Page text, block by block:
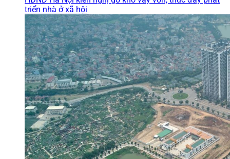
triển nhà ở xã hội